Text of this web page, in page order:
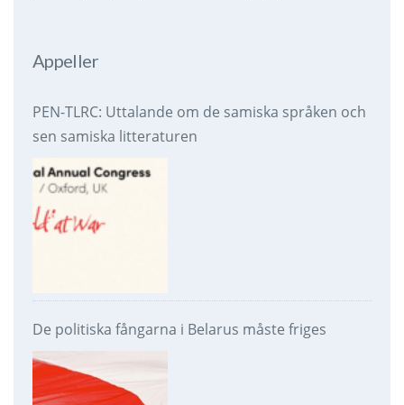
Appeller
PEN-TLRC: Uttalande om de samiska språken och
sen samiska litteraturen
De politiska fångarna i Belarus måste friges